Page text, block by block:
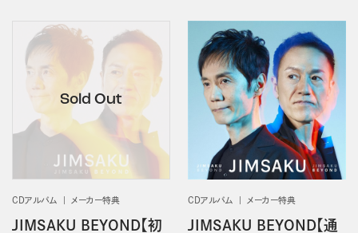
CDアルバム メーカー特典
JIMSAKU BEYOND【初
CDアルバム メーカー特典
JIMSAKU BEYOND【通